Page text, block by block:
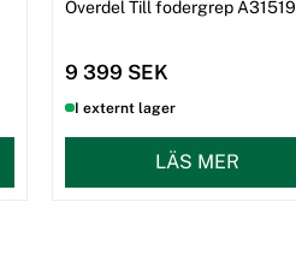
Överdel Till fodergrep A31519
9 399 SEK
I externt lager
LÄS MER